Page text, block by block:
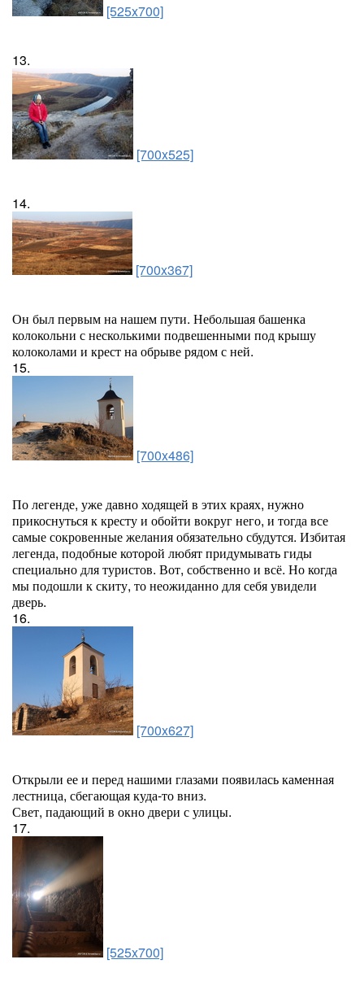
[525x700]
13.
[700x525]
14.
[700x367]
Он был первым на нашем пути. Небольшая башенка
колокольни с несколькими подвешенными под крышу
колоколами и крест на обрыве рядом с ней.
15.
[700x486]
По легенде, уже давно ходящей в этих краях, нужно
прикоснуться к кресту и обойти вокруг него, и тогда все
самые сокровенные желания обязательно сбудутся. Избитая
легенда, подобные которой любят придумывать гиды
специально для туристов. Вот, собственно и всё. Но когда
мы подошли к скиту, то неожиданно для себя увидели
дверь.
16.
[700x627]
Открыли ее и перед нашими глазами появилась каменная
лестница, сбегающая куда-то вниз.
Свет, падающий в окно двери с улицы.
17.
[525x700]